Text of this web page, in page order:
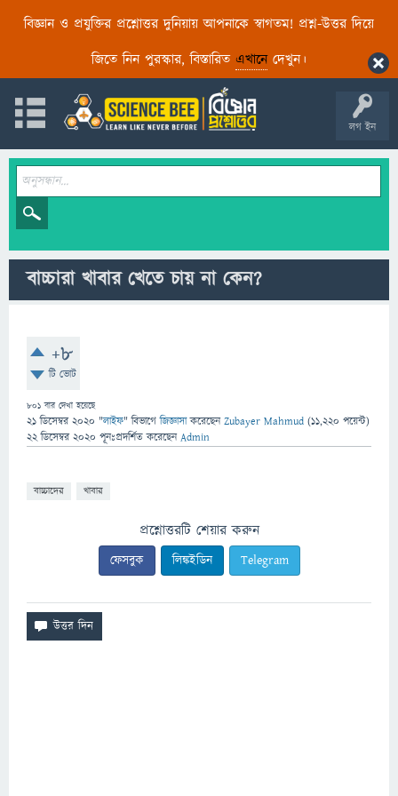
বিজ্ঞান ও প্রযুক্তির প্রশ্নোত্তর দুনিয়ায় আপনাকে স্বাগতম! প্রশ্ন-উত্তর দিয়ে
জিতে নিন পুরস্কার, বিস্তারিত এখানেদেখুন।
লগ ইন
বাচ্চারা খাবার খেতে চায় না কেন?
+8
টি ভোট
801 বার দেখা হয়েছে
21 ডিসেম্বর 2020 "লাইফ" বিভাগে জিজ্ঞাসাকরেছেনZubayer Mahmud (11,220 পয়েন্ট)
22 ডিসেম্বর 2020 পূনঃপ্রদর্শিত করেছেনAdmin
বাচ্চাদের খাবার
প্রশ্নোত্তরটি শেয়ার করুন
ফেসবুক লিঙ্কইডিন Telegram